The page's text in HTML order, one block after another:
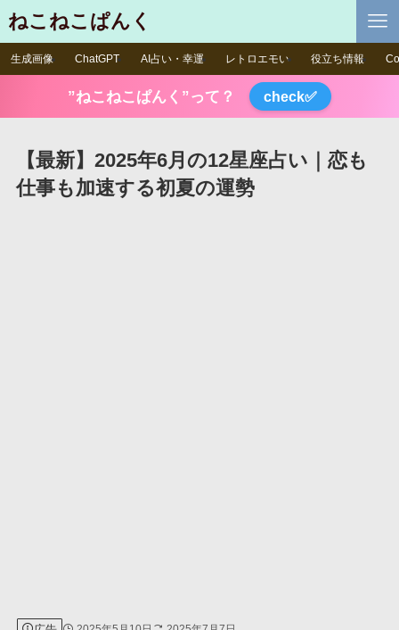
ねこねこぱんく
生成画像 ChatGPT AI占い・幸運 レトロエモい 役立ち情報
”ねこねこぱんく”って？ check✅
【最新】2025年6月の12星座占い｜恋も
仕事も加速する初夏の運勢